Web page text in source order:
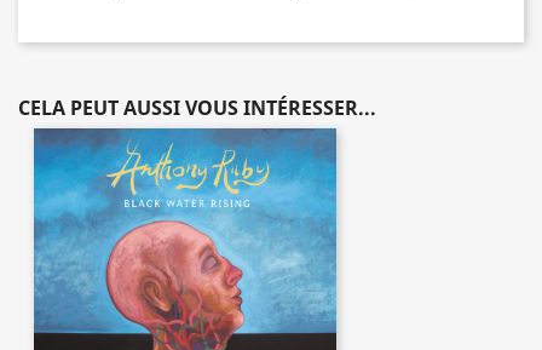
CELA PEUT AUSSI VOUS INTÉRESSER...